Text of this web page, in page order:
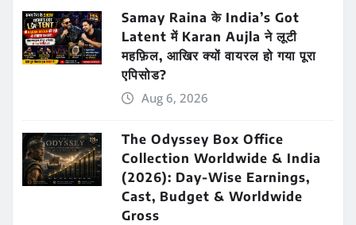
Samay Raina के India’s Got
Latent में Karan Aujla ने लूटी
महफ़िल, आखिर क्यों वायरल हो गया पूरा
एपिसोड?
Aug 6, 2026
The Odyssey Box Office
Collection Worldwide & India
(2026): Day-Wise Earnings,
Cast, Budget & Worldwide
Gross